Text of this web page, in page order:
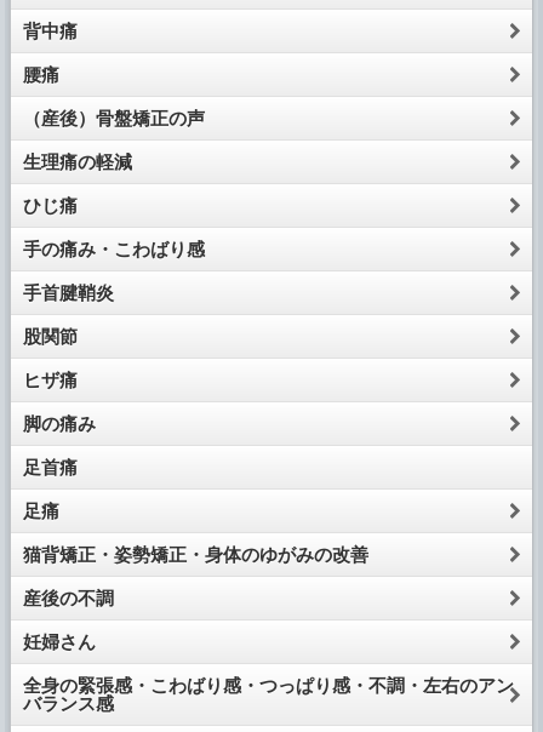
背中痛
腰痛
（産後）骨盤矯正の声
生理痛の軽減
ひじ痛
手の痛み・こわばり感
手首腱鞘炎
股関節
ヒザ痛
脚の痛み
足首痛
足痛
猫背矯正・姿勢矯正・身体のゆがみの改善
産後の不調
妊婦さん
全身の緊張感・こわばり感・つっぱり感・不調・左右のアン
バランス感